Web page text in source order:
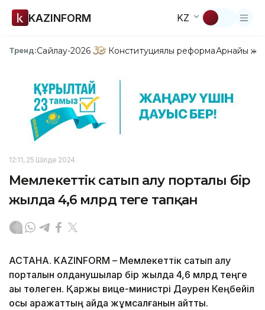
KAZINFORM KZ
Тренд:Сайлау-2026 Конституциялық реформаАрнайы
12:11, 25 Шілде 2024
Мемлекеттік сатып алу порталы бір
жылда 4,6 млрд теңге тапқан
АСТАНА. KAZINFORM – Мемлекеттік сатып алу
порталын қолданушылар бір жылда 4,6 млрд теңге
ақы төлеген. Қаржы вице-министрі Дәурен Кеңбейіл
осы қаражаттың қайда жұмсалғанын айтты.